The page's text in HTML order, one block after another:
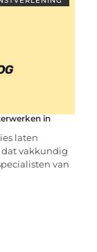
in
laten
dat vakkundig
van